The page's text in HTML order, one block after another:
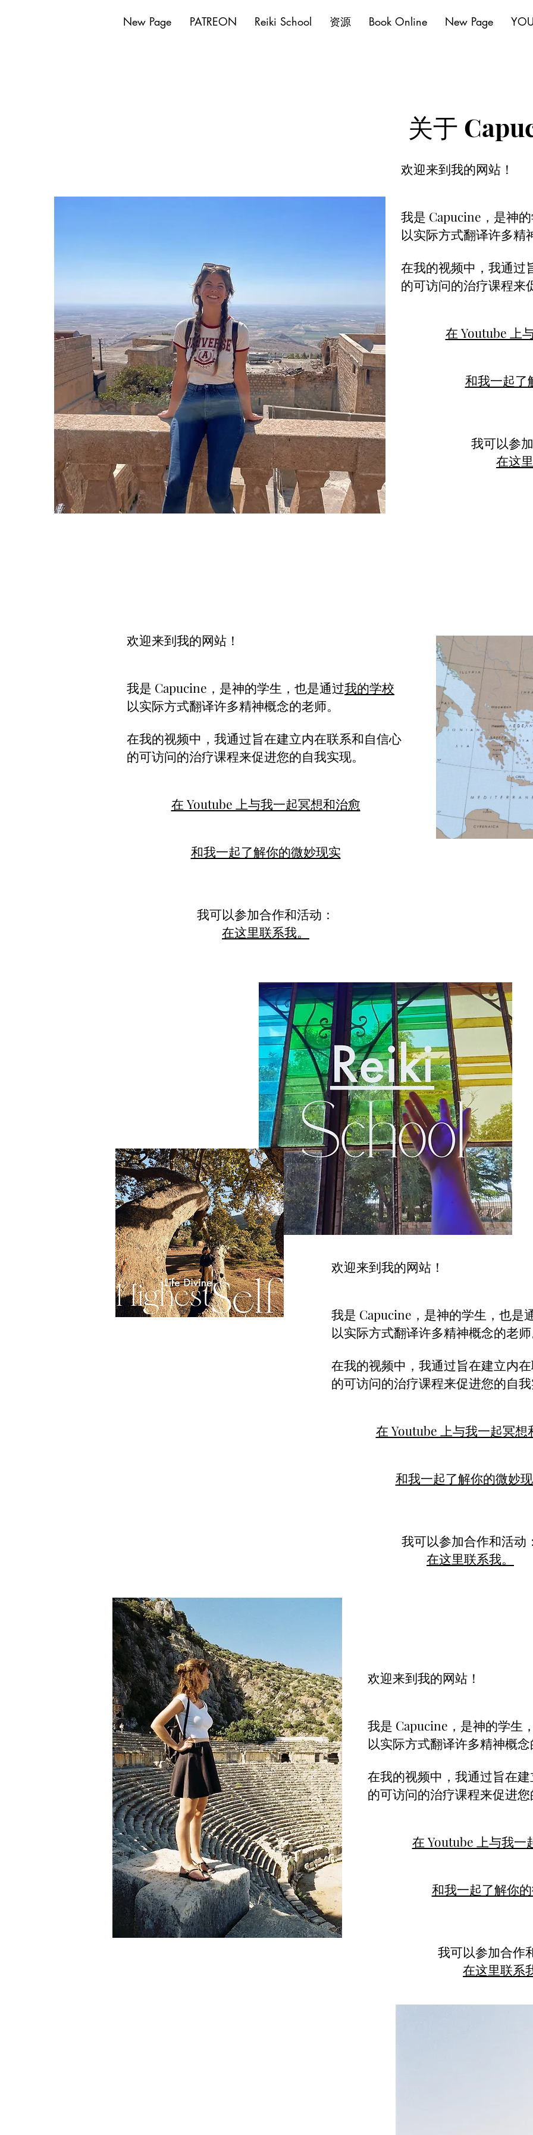
New Page PATREON Reiki School 资源 Book Online New Page
关于
欢迎来到我的网站！
我是 Capucine，是神
以实际方式翻译许多精
在我的视频中，我通过
的可访问的治疗课程来
在 Youtube 上
和我一起了
我可以参
在这
欢迎来到我的网站！
我是 Capucine，是神的学生，也是通过我的学校
以实际方式翻译许多精神概念的老师。
在我的视频中，我通过旨在建立内在联系和自信心
的可访问的治疗课程来促进您的自我实现。
在 Youtube 上与我一起冥想和治愈
和我一起了解你的微妙现实
我可以参加合作和活动：
在这里联系我。
欢迎来到我的网站！
我是 Capucine，是神的学生，也是
以实际方式翻译许多精神概念的老师
在我的视频中，我通过旨在建立内
的可访问的治疗课程来促进您的自我
在 Youtube 上与我一起冥想
和我一起了解你的微妙
我可以参加合作和活动：
在这里联系我。
欢迎来到我的网站！
我是 Capucine，是神的学生
以实际方式翻译许多精神概念
在我的视频中，我通过旨在
的可访问的治疗课程来促进您
在 Youtube 上与我一
和我一起了解你
我可以参加合作
在这里联系